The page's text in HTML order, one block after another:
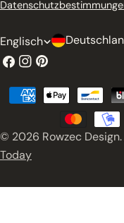
S
p
c
h
e
Englisch L
n
d
/
Facebook
Instagram
Pinterest
© 2026 Rowzec Design.
Today
Zahlungsmethoden